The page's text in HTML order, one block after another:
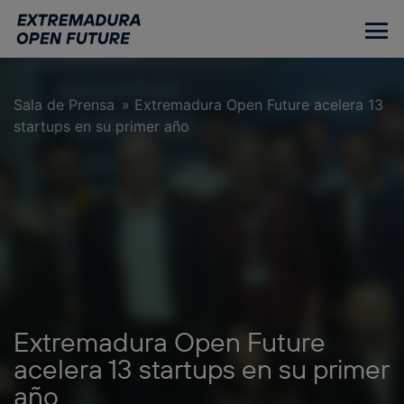
contenido
Sala de Prensa » Extremadura Open Future acelera 13
startups en su primer año
Extremadura Open Future
acelera 13 startups en su primer
año